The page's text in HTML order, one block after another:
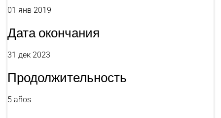
01 янв 2019
Дата окончания
31 дек 2023
Продолжительность
5 años